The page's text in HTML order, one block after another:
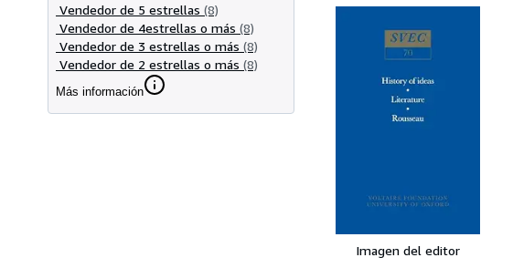
Vendedor de 5 estrellas (8)
Vendedor de 4estrellas o más (8)
Vendedor de 3 estrellas o más (8)
Vendedor de 2 estrellas o más (8)
Más información
Imagen del editor